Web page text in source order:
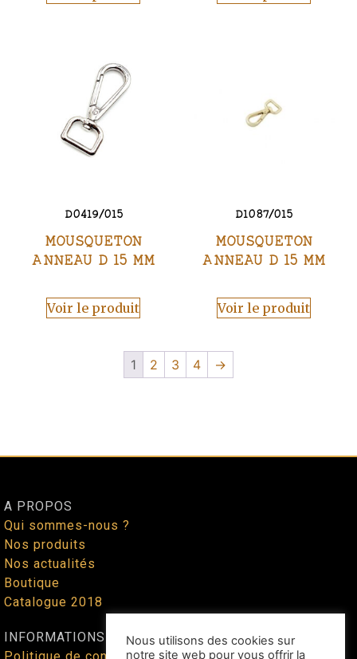
D0419/015
MOUSQUETON
ANNEAU D 15 MM
Voir le produit
D1087/015
MOUSQUETON
ANNEAU D 15 MM
Voir le produit
1 2 3 4 →
A PROPOS
Qui sommes-nous ?
Nos produits
Nos actualités
Boutique
Catalogue 2018
INFORMATIONS
Nous utilisons des cookies sur
notre site web pour vous offrir la